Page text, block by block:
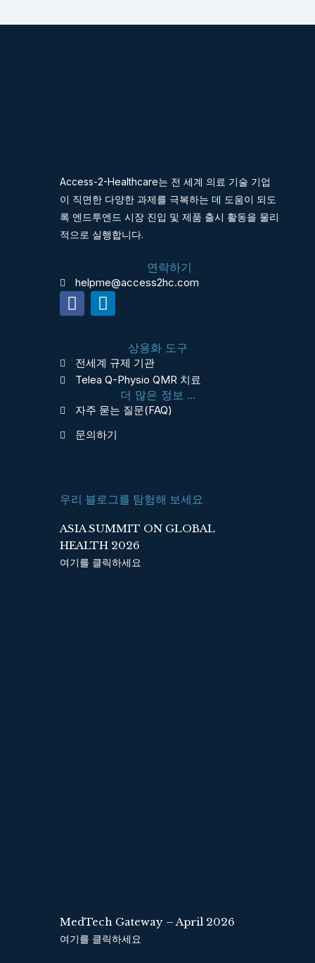
Access-2-Healthcare는 전 세계 의료 기술 기업
이 직면한 다양한 과제를 극복하는 데 도움이 되도
록 엔드투엔드 시장 진입 및 제품 출시 활동을 물리
적으로 실행합니다.
연락하기
helpme@access2hc.com
F
a
b
o
o
L
i
e
d
i
n
상용화 도구
전세계 규제 기관
Telea Q-Physio QMR 치료
더 많은 정보 ...
자주 묻는 질문(FAQ)
문의하기
우리 블로그를 탐험해 보세요
ASIA SUMMIT ON GLOBAL
HEALTH 2026
여기를 클릭하세요
MedTech Gateway – April 2026
여기를 클릭하세요